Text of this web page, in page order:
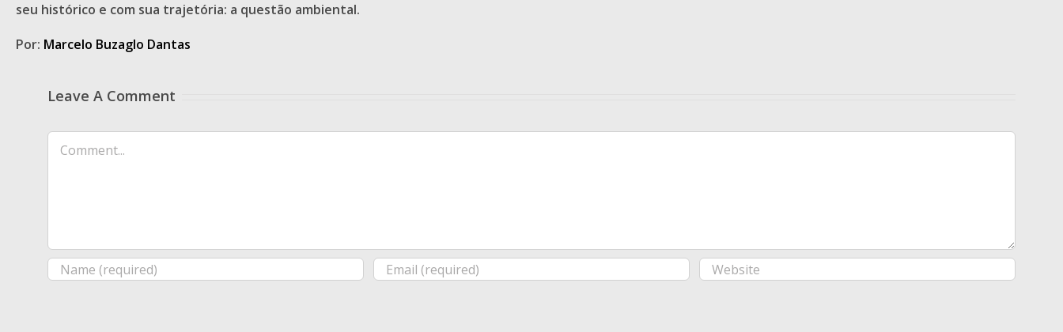
seu histórico e com sua trajetória: a questão ambiental.
Por: Marcelo Buzaglo Dantas
Leave A Comment
Comment